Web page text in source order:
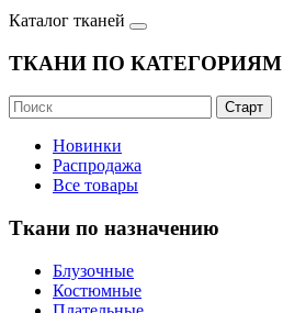
Каталог тканей
ТКАНИ ПО КАТЕГОРИЯМ
Новинки
Распродажа
Все товары
Ткани по назначению
Блузочные
Костюмные